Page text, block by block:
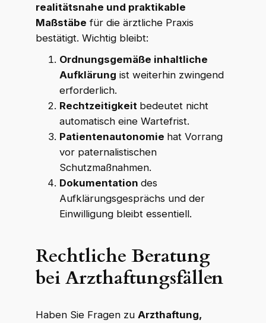
realitätsnahe und praktikable
Maßstäbe für die ärztliche Praxis
bestätigt. Wichtig bleibt:
Ordnungsgemäße inhaltliche
Aufklärung ist weiterhin zwingend
erforderlich.
Rechtzeitigkeit bedeutet nicht
automatisch eine Wartefrist.
Patientenautonomie hat Vorrang
vor paternalistischen
Schutzmaßnahmen.
Dokumentation des
Aufklärungsgesprächs und der
Einwilligung bleibt essentiell.
Rechtliche Beratung
bei Arzthaftungsfällen
Haben Sie Fragen zu Arzthaftung,